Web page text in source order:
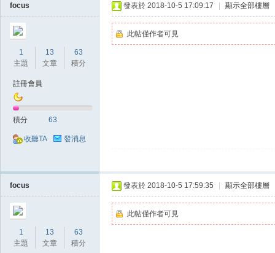
focus
1
主題
13
文章
63
積分
註冊會員
積分 63
收聽TA 發消息
發表於 2018-10-5 17:09:17 顯示全部樓層
此帖僅作者可見
focus
1
主題
13
文章
63
積分
發表於 2018-10-5 17:59:35 顯示全部樓層
此帖僅作者可見